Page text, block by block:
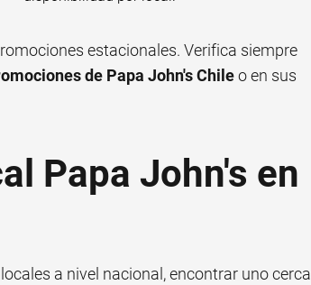
estacionales. Verifica siempre
de Papa John's Chileo en sus
Papa John's en
a nivel nacional, encontrar uno cerca